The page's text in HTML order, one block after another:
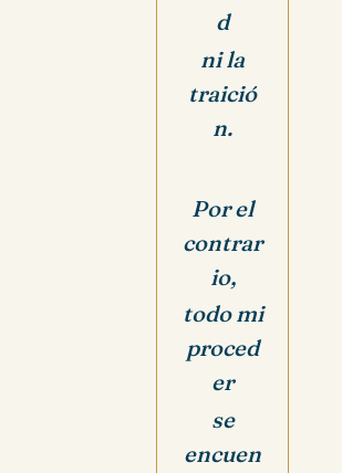
d
ni la
traició
n.
Por el
contrar
io,
todo mi
proced
er
se
encuen